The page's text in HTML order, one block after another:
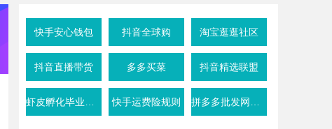
快手安心钱包 抖音全球购 淘宝逛逛社区
抖音直播带货 多多买菜 抖音精选联盟
快手运费险规则